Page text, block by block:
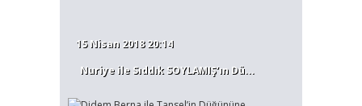
15 Nisan 2018 20:14
Nuriye ile Sıddık SOYLAMIŞ’ın Dü...